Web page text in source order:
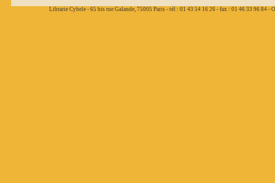
Librarie Cybele - 65 bis rue Galande, 75005 Paris - tél : 01 43 54 16 26 - fax : 01 46 33 96 84